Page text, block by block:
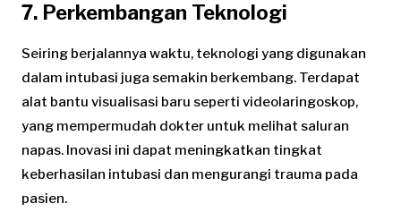
7. Perkembangan Teknologi
Seiring berjalannya waktu, teknologi yang digunakan
dalam intubasi juga semakin berkembang. Terdapat
alat bantu visualisasi baru seperti videolaringoskop,
yang mempermudah dokter untuk melihat saluran
napas. Inovasi ini dapat meningkatkan tingkat
keberhasilan intubasi dan mengurangi trauma pada
pasien.